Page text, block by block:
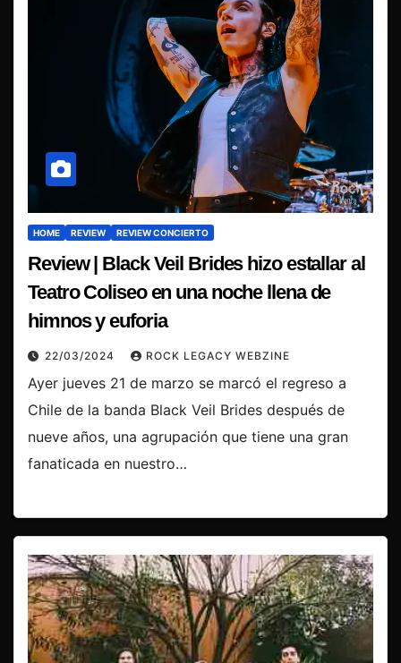
HOME REVIEW REVIEW CONCIERTO
Review | Black Veil Brides hizo estallar al
Teatro Coliseo en una noche llena de
himnos y euforia
22/03/2024 ROCK LEGACY WEBZINE
Ayer jueves 21 de marzo se marcó el regreso a
Chile de la banda Black Veil Brides después de
nueve años, una agrupación que tiene una gran
fanaticada en nuestro…